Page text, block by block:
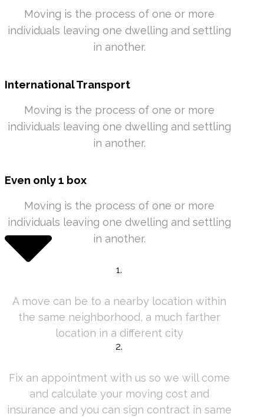
Moving is the process of one or more
individuals leaving one dwelling and settling
in another.
International Transport
Moving is the process of one or more
individuals leaving one dwelling and settling
in another.
Even only 1 box
Moving is the process of one or more
individuals leaving one dwelling and settling
in another.
1.
A move can be to a nearby location within
the same neighborhood, a much farther
location in a different city
2.
Fix an appointment with us so we will come
and calculate your moving cost and
insurance and you can sign contract in same